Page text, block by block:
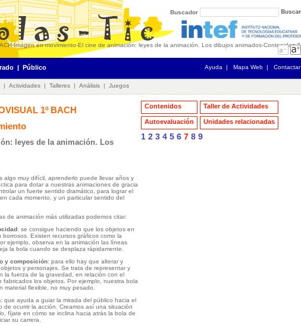
Buscador
-Imagen en movimiento-El cine de animación: leyes de la animación. Los dibujos animados-Contenidos-7
| Público Ayuda | Mapa Web | Contactar
| Actividades | Talleres | Análisis | Juegos
Contenidos Taller de Actividades
Autoevaluación Unidades relacionadas
1 2 3 4 5 6 7 8 9
1º BACH
leyes de la animación. Los
algo muy difícil, aprenderlo puede llevar años y
para dotar a nuestras animaciones de gracia
un fuerte sentido dramático, para lograr el
cada momento, y un particular sentido del
de animación más utilizadas podemos citar:
: se consigue haciendo que los objetos en
Existen recursos gráficos como la
ejemplo, observa en la animación las líneas
la bola cuando se desplaza rápidamente.
y composición: para ello hay que alterar y
y personajes. Se trata de representar y
la fuerza de la gravedad, en relación con el
los objetos. Por ejemplo, nuestra bola
material flexible, no muy pesado.
: que ayuda a guiar la mirada del público hacia el
de ocurrir la acción. Creamos así una situación
fíjate en cómo se inclina hacia atrás la bola de
su carrera.